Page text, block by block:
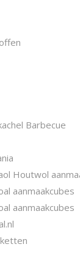
Barbecue
Houtwol
aanmaakcubes
aanmaakcubes